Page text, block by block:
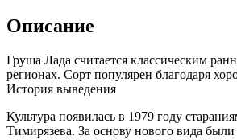
Описание
Груша Лада считается классическим
регионах. Сорт популярен благодаря
История выведения
Культура появилась в 1979 году
Тимирязева. За основу нового вида